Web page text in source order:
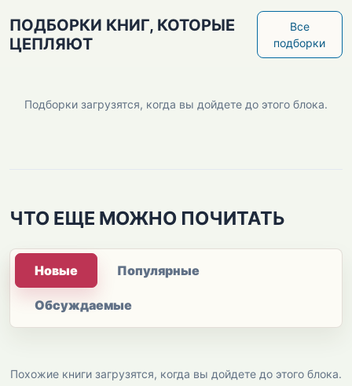
ПОДБОРКИ КНИГ, КОТОРЫЕ
ЦЕПЛЯЮТ
Все
подборки
Подборки загрузятся, когда вы дойдете до этого блока.
ЧТО ЕЩЕ МОЖНО ПОЧИТАТЬ
Новые Популярные
Обсуждаемые
Похожие книги загрузятся, когда вы дойдете до этого блока.